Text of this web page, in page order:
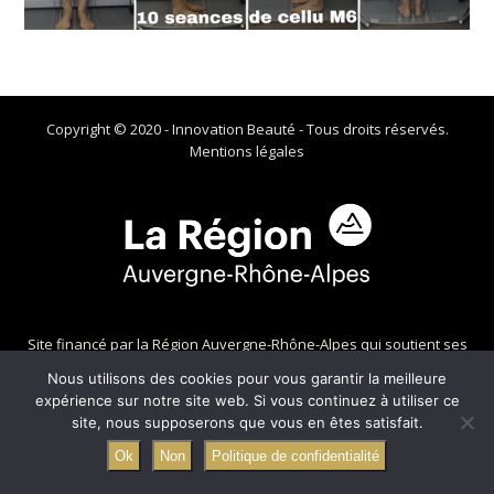
Copyright © 2020 - Innovation Beauté - Tous droits réservés.
Mentions légales
Site financé par la Région Auvergne-Rhône-Alpes qui soutient ses
Vous souhaitez bénéficier de cette aide ? Contactez J'aime
ma com' https://jaimemacom.com
Nous utilisons des cookies pour vous garantir la meilleure
expérience sur notre site web. Si vous continuez à utiliser ce
site, nous supposerons que vous en êtes satisfait.
Ok Non Politique de confidentialité